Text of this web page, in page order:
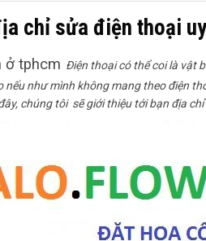
chỉ sửa điện thoại
ở tphcm Điện thoại có thể coi là vật
như mình không mang theo điện
chúng tôi sẽ giới thiệu tới bạn địa